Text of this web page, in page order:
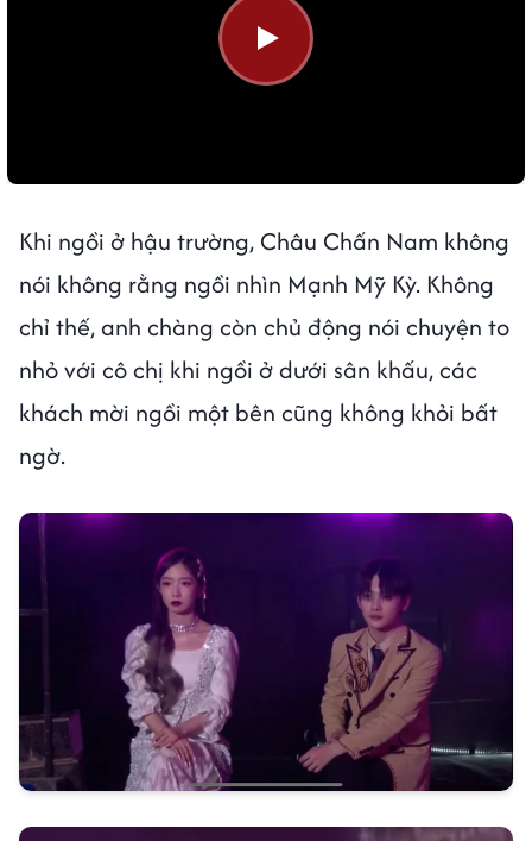
Khi ngồi ở hậu trường, Châu Chấn Nam không
nói không rằng ngồi nhìn Mạnh Mỹ Kỳ. Không
chỉ thế, anh chàng còn chủ động nói chuyện to
nhỏ với cô chị khi ngồi ở dưới sân khấu, các
khách mời ngồi một bên cũng không khỏi bất
ngờ.